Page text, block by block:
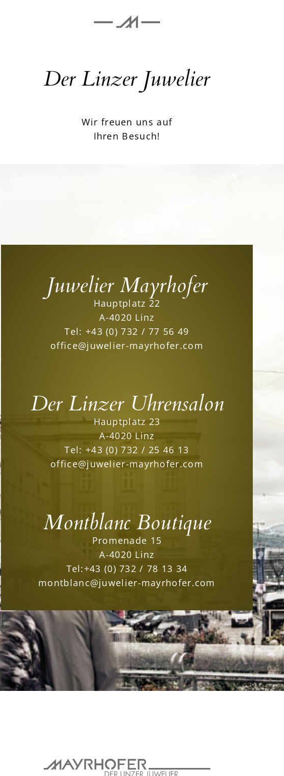
Der Linzer Juwelier
Wir freuen uns auf
Ihren Besuch!
Juwelier Mayrhofer
Hauptplatz 22
A-4020 Linz
Tel: +43 (0) 732 / 77 56 49
office@juwelier-mayrhofer.com
Der Linzer Uhrensalon
Hauptplatz 23
A-4020 Linz
Tel: +43 (0) 732 / 25 46 13
office@juwelier-mayrhofer.com
Montblanc Boutique
Promenade 15
A-4020 Linz
Tel:+43 (0) 732 / 78 13 34
montblanc@juwelier-mayrhofer.com